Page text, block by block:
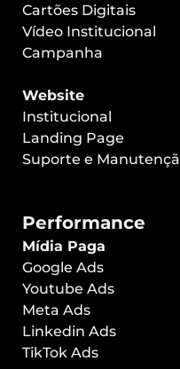
Cartões Digitais
Vídeo Institucional
Campanha
Website
Institucional
Landing Page
Suporte e
Performance
Mídia Paga
Google Ads
Youtube Ads
Meta Ads
Linkedin Ads
TikTok Ads